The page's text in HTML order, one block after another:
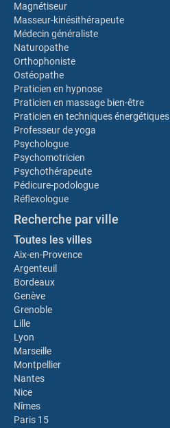
Magnétiseur
Masseur-kinésithérapeute
Médecin généraliste
Naturopathe
Orthophoniste
Ostéopathe
Praticien en hypnose
Praticien en massage bien-être
Praticien en techniques énergétiques
Professeur de yoga
Psychologue
Psychomotricien
Psychothérapeute
Pédicure-podologue
Réflexologue
Recherche par ville
Toutes les villes
Aix-en-Provence
Argenteuil
Bordeaux
Genève
Grenoble
Lille
Lyon
Marseille
Montpellier
Nantes
Nice
Nîmes
Paris 15